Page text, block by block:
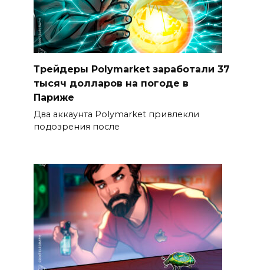
Трейдеры Polymarket заработали 37
тысяч долларов на погоде в
Париже
Два аккаунта Polymarket привлекли
подозрения после